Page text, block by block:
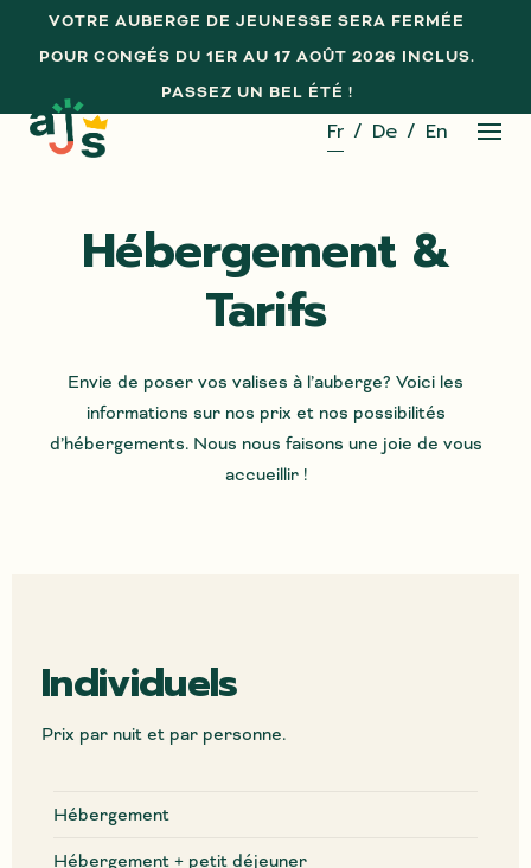
VOTRE AUBERGE DE JEUNESSE SERA FERMÉE
POUR CONGÉS DU 1ER AU 17 AOÛT 2026 INCLUS.
PASSEZ UN BEL ÉTÉ !
Fr De En
Hébergement &
Tarifs
Envie de poser vos valises à l’auberge? Voici les
informations sur nos prix et nos possibilités
d’hébergements. Nous nous faisons une joie de vous
accueillir !
Individuels
Prix par nuit et par personne.
Hébergement
Hébergement + petit déjeuner